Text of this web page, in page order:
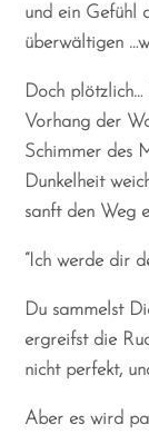
und ein Gefühl
überwältigen
Doch plötzlich…
Vorhang der
Schimmer des
Dunkelheit
sanft den Weg
“Ich werde dir
Du sammelst
ergreifst die
nicht perfekt,
Aber es wird